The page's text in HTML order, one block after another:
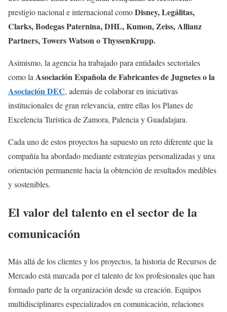
prestigio nacional e internacional comoDisney, Legálitas,
Clarks, Bodegas Paternina, DHL, Kumon, Zeiss, Allianz
Partners, Towers Watson o ThyssenKrupp.
Asimismo, la agencia ha trabajado para entidades sectoriales
como laAsociación Española de Fabricantes de Juguetes o la
Asociación DEC, además de colaborar en iniciativas
institucionales de gran relevancia, entre ellas los Planes de
Excelencia Turística de Zamora, Palencia y Guadalajara.
Cada uno de estos proyectos ha supuesto un reto diferente que la
compañía ha abordado mediante estrategias personalizadas y una
orientación permanente hacia la obtención de resultados medibles
y sostenibles.
El valor del talento en el sector de la
comunicación
Más allá de los clientes y los proyectos, la historia de Recursos de
Mercado está marcada por el talento de los profesionales que han
formado parte de la organización desde su creación. Equipos
multidisciplinares especializados en comunicación, relaciones